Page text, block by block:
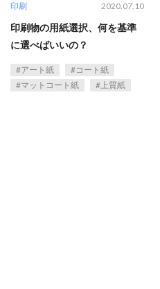
印刷 2020.07.10
印刷物の用紙選択、何を基準
に選べばいいの？
アート紙
コート紙
マットコート紙
上質紙